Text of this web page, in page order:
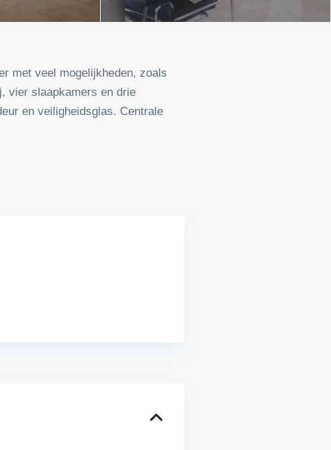
met veel mogelijkheden, zoals
vier slaapkamers en drie
en veiligheidsglas. Centrale